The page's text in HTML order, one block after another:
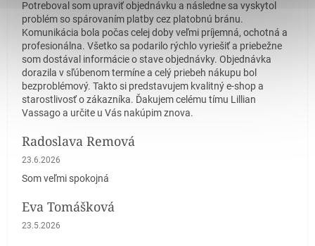
Potreboval som upraviť objednávku a následne sa vyskytol
problém so spárovaním platby cez platobnú bránu.
Komunikácia bola počas celej doby veľmi príjemná, ochotná a
profesionálna. Všetko sa podarilo rýchlo vyriešiť a priebežne
som dostával informácie o stave objednávky. Objednávka
dorazila v sľúbenom termíne a celý priebeh nákupu bol
bezproblémový. Takto si predstavujem kvalitný e-shop a
starostlivosť o zákazníka. Ďakujem celému tímu Lillian
Vassago a určite u Vás nakúpim znova.
Radoslava Remová
Hodnotenie obchodu je 5 z 5 hviezdičiek.
23.6.2026
Som veľmi spokojná
Eva Tomášková
Hodnotenie obchodu je 5 z 5 hviezdičiek.
23.5.2026